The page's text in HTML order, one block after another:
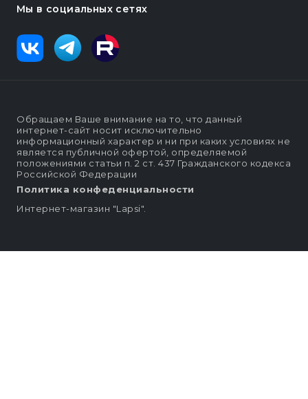
Мы в социальных сетях
Обращаем Ваше внимание на то, что данный
интернет-сайт носит исключительно
информационный характер и ни при каких условиях не
является публичной офертой, определяемой
положениями статьи п. 2 ст. 437 Гражданского кодекса
Российской Федерации
Политика конфеденциальности
Интернет-магазин "Lapsi".